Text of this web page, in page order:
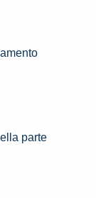
parte